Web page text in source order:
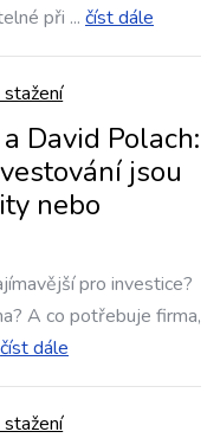
při ... číst dále
David Polach:
jsou
nebo
pro investice?
A co potřebuje firma,
číst dále